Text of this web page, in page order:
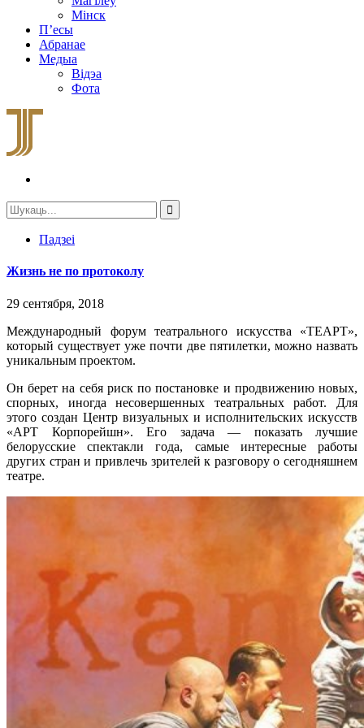
Мінск
П’есы
Абранае
Медыа
Відэа
Фота
Падзеі
Жизнь не по протоколу
29 сентября, 2018
Международный форум театрального искусства «ТЕАРТ»,
который существует уже почти две пятилетки, можно назвать
уникальным проектом.
Он берет на себя риск по постановке и продвижению новых,
спорных, иногда несовершенных театральных работ. Для
этого создан Центр визуальных и исполнительских искусств
«АРТ Корпорейшн». Его задача — показать лучшие
белорусские спектакли года, самые интересные работы
других стран и привлечь зрителей к разговору о сегодняшнем
театре.